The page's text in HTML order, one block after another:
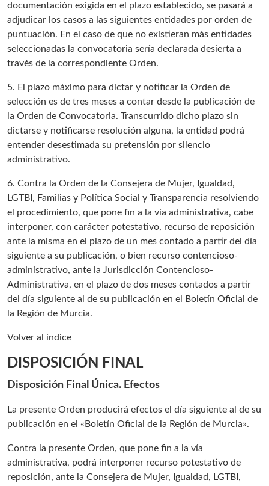
documentación exigida en el plazo establecido, se pasará a
adjudicar los casos a las siguientes entidades por orden de
puntuación. En el caso de que no existieran más entidades
seleccionadas la convocatoria sería declarada desierta a
través de la correspondiente Orden.
5. El plazo máximo para dictar y notificar la Orden de
selección es de tres meses a contar desde la publicación de
la Orden de Convocatoria. Transcurrido dicho plazo sin
dictarse y notificarse resolución alguna, la entidad podrá
entender desestimada su pretensión por silencio
administrativo.
6. Contra la Orden de la Consejera de Mujer, Igualdad,
LGTBI, Familias y Política Social y Transparencia resolviendo
el procedimiento, que pone fin a la vía administrativa, cabe
interponer, con carácter potestativo, recurso de reposición
ante la misma en el plazo de un mes contado a partir del día
siguiente a su publicación, o bien recurso contencioso-
administrativo, ante la Jurisdicción Contencioso-
Administrativa, en el plazo de dos meses contados a partir
del día siguiente al de su publicación en el Boletín Oficial de
la Región de Murcia.
Volver al índice
DISPOSICIÓN FINAL
Disposición Final Única. Efectos
La presente Orden producirá efectos el día siguiente al de su
publicación en el «Boletín Oficial de la Región de Murcia».
Contra la presente Orden, que pone fin a la vía
administrativa, podrá interponer recurso potestativo de
reposición, ante la Consejera de Mujer, Igualdad, LGTBI,